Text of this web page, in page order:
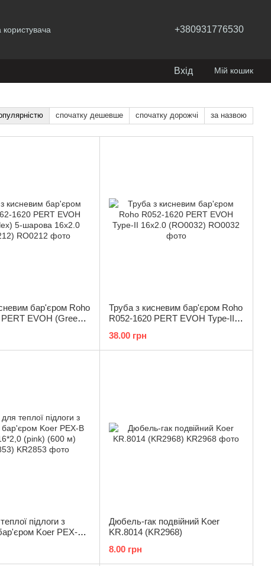
користувача +380931776530
Вхід Мій кошик
спочатку дешевше спочатку дорожчі за назвою
бар'єром Roho
EVOH (Green-
Труба з кисневим бар'єром Roho
R052-1620 PERT EVOH Type-II
38.00 грн
підлоги з
Koer PEX-B
Дюбель-гак подвійний Koer
KR.8014 (KR2968)
8.00 грн